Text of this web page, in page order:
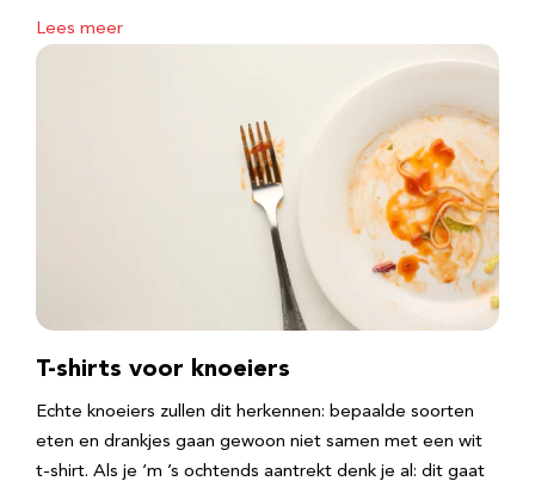
Lees meer
T-shirts voor knoeiers
Echte knoeiers zullen dit herkennen: bepaalde soorten
eten en drankjes gaan gewoon niet samen met een wit
t-shirt. Als je ‘m ’s ochtends aantrekt denk je al: dit gaat